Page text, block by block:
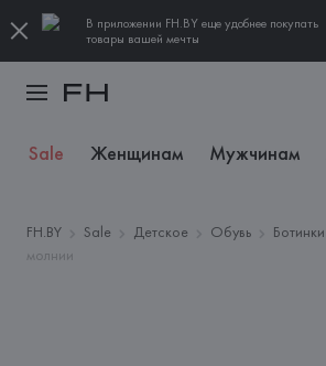
В приложении FH.BY еще удобнее покупать
товары вашей мечты
Sale Женщинам Мужчинам
FH.BY Sale Детское Обувь Ботинки
молнии